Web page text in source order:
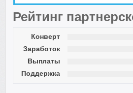
Рейтинг
Конверт
Заработок
Выплаты
Поддержка